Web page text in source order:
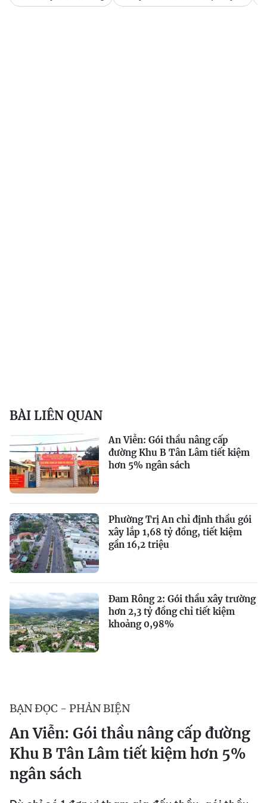
BÀI LIÊN QUAN
An Viễn: Gói thầu nâng cấp
đường Khu B Tân Lâm tiết kiệm
hơn 5% ngân sách
Phường Trị An chỉ định thầu gói
xây lắp 1,68 tỷ đồng, tiết kiệm
gần 16,2 triệu
Đam Rông 2: Gói thầu xây trường
hơn 2,3 tỷ đồng chỉ tiết kiệm
khoảng 0,98%
BẠN ĐỌC - PHẢN BIỆN
An Viễn: Gói thầu nâng cấp đường
Khu B Tân Lâm tiết kiệm hơn 5%
ngân sách